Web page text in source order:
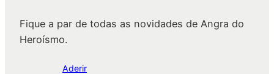
Fique a par de todas as novidades de Angra do
Heroísmo.
Aderir